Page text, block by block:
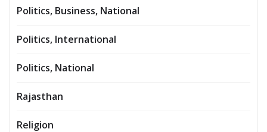
Politics, Business, National
Politics, International
Politics, National
Rajasthan
Religion